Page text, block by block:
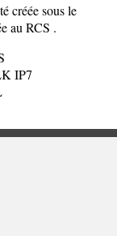
créée sous le
au RCS .
IP7